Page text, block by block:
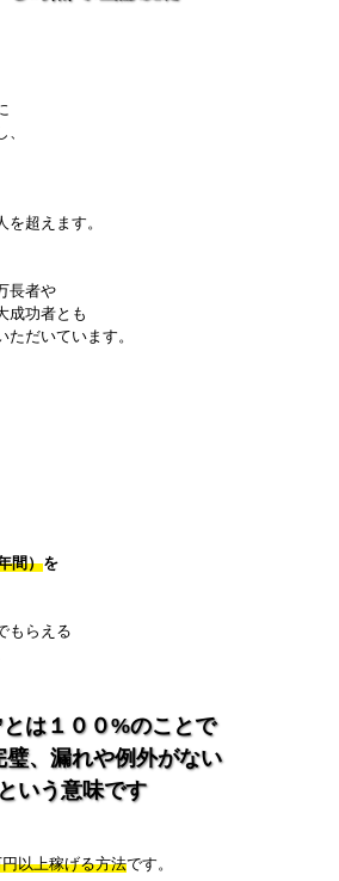
超えます。
長者や
成功者とも
だいています。
間）を
もらえる
とは１００%のことで
璧、漏れや例外がない
という意味です
以上稼げる方法です。